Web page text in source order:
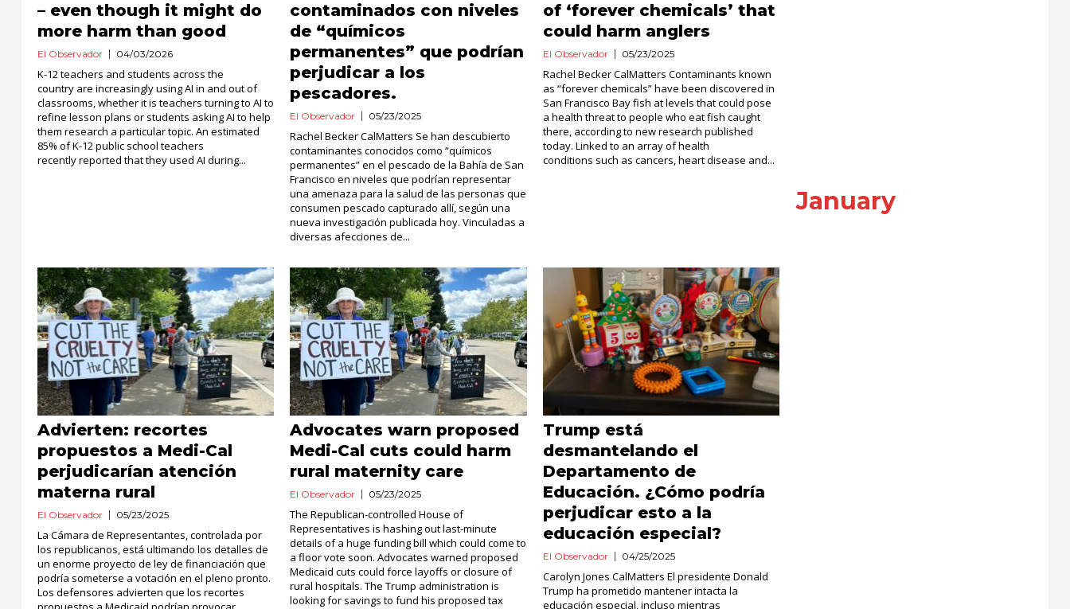
– even though it might do
more harm than good
El Observador 04/03/2026
K-12 teachers and students across the
country are increasingly using AI in and out of
classrooms, whether it is teachers turning to AI to
refine lesson plans or students asking AI to help
them research a particular topic. An estimated
85% of K-12 public school teachers
recently reported that they used AI during...
contaminados con niveles
de “químicos
permanentes” que podrían
perjudicar a los
pescadores.
El Observador 05/23/2025
Rachel Becker CalMatters Se han descubierto
contaminantes conocidos como “químicos
permanentes” en el pescado de la Bahía de San
Francisco en niveles que podrían representar
una amenaza para la salud de las personas que
consumen pescado capturado allí, según una
nueva investigación publicada hoy. Vinculadas a
diversas afecciones de...
of ‘forever chemicals’ that
could harm anglers
El Observador 05/23/2025
Rachel Becker CalMatters Contaminants known
as “forever chemicals” have been discovered in
San Francisco Bay fish at levels that could pose
a health threat to people who eat fish caught
there, according to new research published
today. Linked to an array of health
conditions such as cancers, heart disease and...
Advierten: recortes
propuestos a Medi-Cal
perjudicarían atención
materna rural
El Observador 05/23/2025
La Cámara de Representantes, controlada por
los republicanos, está ultimando los detalles de
un enorme proyecto de ley de financiación que
podría someterse a votación en el pleno pronto.
Los defensores advierten que los recortes
Advocates warn proposed
Medi-Cal cuts could harm
rural maternity care
El Observador 05/23/2025
The Republican-controlled House of
Representatives is hashing out last-minute
details of a huge funding bill which could come to
a floor vote soon. Advocates warned proposed
Medicaid cuts could force layoffs or closure of
rural hospitals. The Trump administration is
looking for savings to fund his proposed tax
Trump está
desmantelando el
Departamento de
Educación. ¿Cómo podría
perjudicar esto a la
educación especial?
El Observador 04/25/2025
Carolyn Jones CalMatters El presidente Donald
Trump ha prometido mantener intacta la
educación especial, incluso mientras
January